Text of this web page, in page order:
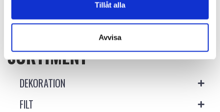
Tillåt alla
Avvisa
SORTIMENT
DEKORATION
FILT